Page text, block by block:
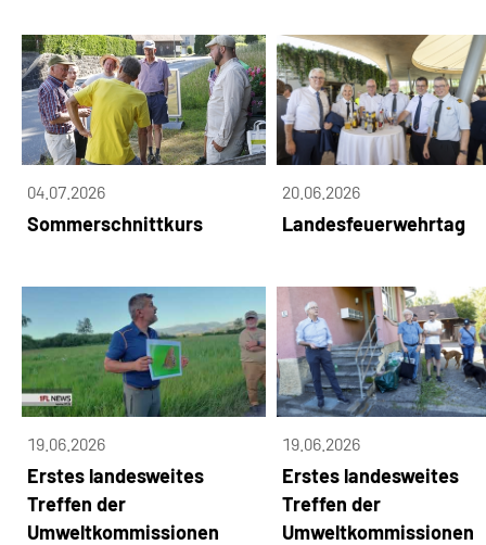
04.07.2026
Sommerschnittkurs
20.06.2026
Landesfeuerwehrtag
19.06.2026
Erstes landesweites
Treffen der
Umweltkommissionen
19.06.2026
Erstes landesweites
Treffen der
Umweltkommissionen